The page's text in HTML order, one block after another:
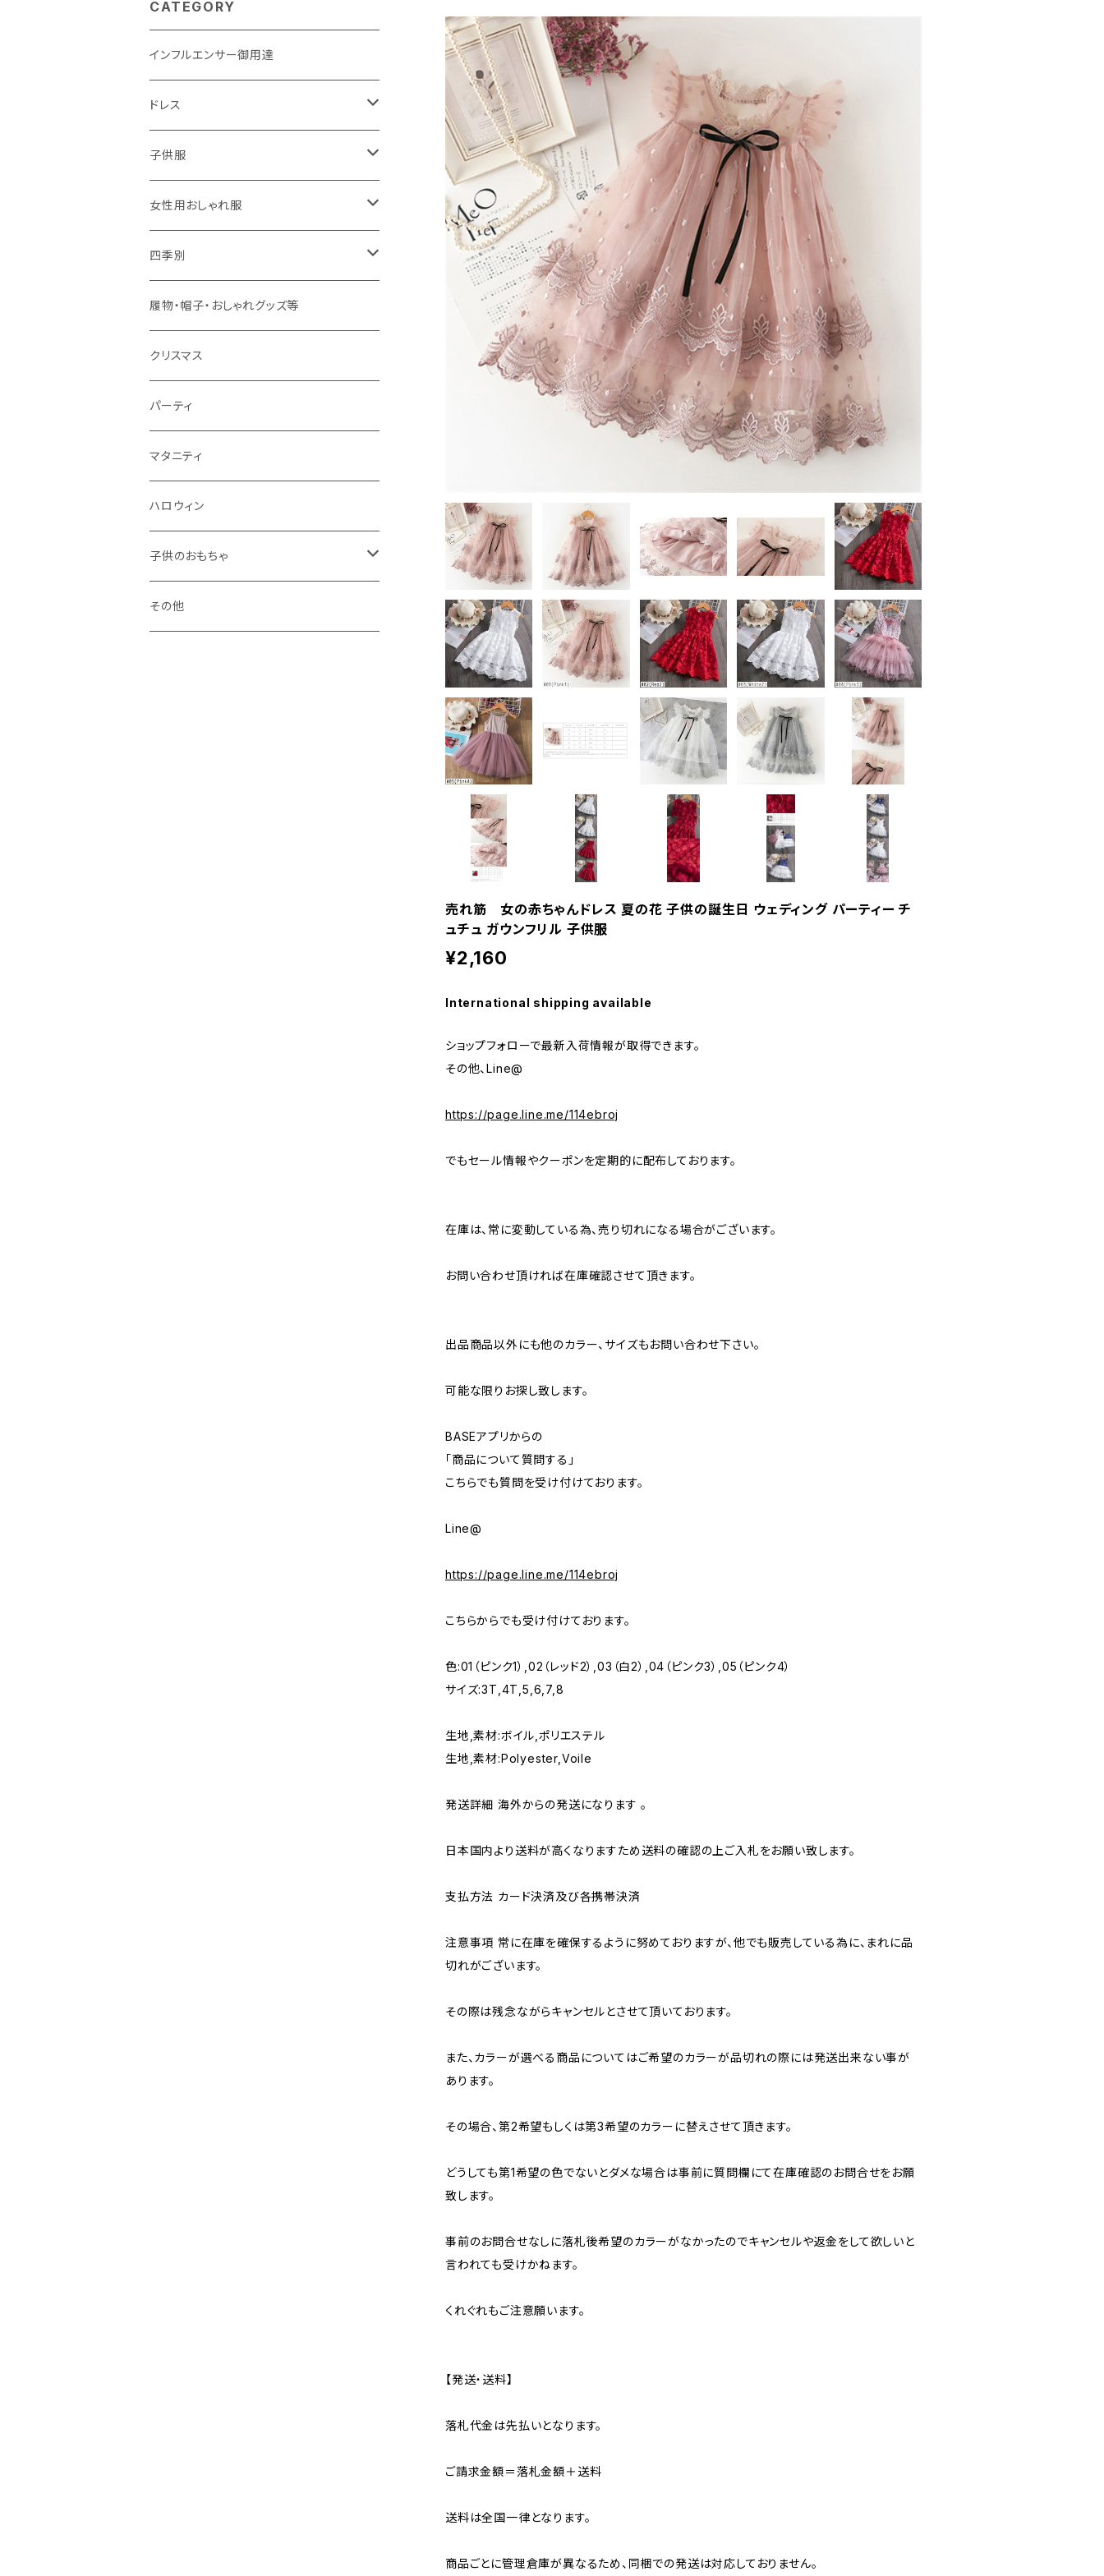
売れ筋 女の赤ちゃんドレス 夏の花 子供の誕生日 ウェディング パーティー チ
ュチュ ガウンフリル 子供服
¥2,160
International shipping available
ショップフォローで最新入荷情報が取得できます。
その他、Line@
https://page.line.me/114ebroj
でもセール情報やクーポンを定期的に配布しております。
在庫は、常に変動している為、売り切れになる場合がございます。
お問い合わせ頂ければ在庫確認させて頂きます。
出品商品以外にも他のカラー、サイズもお問い合わせ下さい。
可能な限りお探し致します。
BASEアプリからの
「商品について質問する」
こちらでも質問を受け付けております。
Line@
https://page.line.me/114ebroj
こちらからでも受け付けております。
色:01（ピンク1）,02（レッド2）,03（白2）,04（ピンク3）,05（ピンク4）
サイズ:3T,4T,5,6,7,8
生地,素材:ボイル,ポリエステル
生地,素材:Polyester,Voile
発送詳細 海外からの発送になります 。
日本国内より送料が高くなりますため送料の確認の上ご入札をお願い致します。
支払方法 カード決済及び各携帯決済
注意事項 常に在庫を確保するように努めておりますが、他でも販売している為に、まれに品
切れがございます。
その際は残念ながらキャンセルとさせて頂いております。
また、カラーが選べる商品についてはご希望のカラーが品切れの際には発送出来ない事が
あります。
その場合、第2希望もしくは第3希望のカラーに替えさせて頂きます。
どうしても第1希望の色でないとダメな場合は事前に質問欄にて在庫確認のお問合せをお願
致します。
事前のお問合せなしに落札後希望のカラーがなかったのでキャンセルや返金をして欲しいと
言われても受けかねます。
くれぐれもご注意願います。
【発送・送料】
落札代金は先払いとなります。
ご請求金額＝落札金額＋送料
送料は全国一律となります。
商品ごとに管理倉庫が異なるため、同梱での発送は対応しておりません。
CATEGORY
インフルエンサー御用達
ドレス
子供用
大人用
子供服
男の子用
春夏用
秋冬用
女の子用
春夏用
秋冬用
女性用おしゃれ服
ドレス
春夏用
秋冬用
四季別
春
夏
秋
冬
履物・帽子・おしゃれグッズ等
クリスマス
パーティ
マタニティ
ハロウィン
子供のおもちゃ
ブロック系
その他